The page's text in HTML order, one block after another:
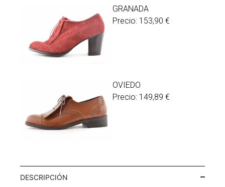
GRANADA
Precio: 153,90 €
OVIEDO
Precio: 149,89 €
DESCRIPCIÓN